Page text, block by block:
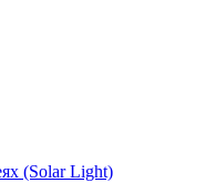
(Solar Light)